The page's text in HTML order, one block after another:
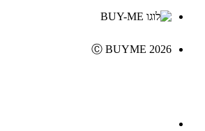
Ⓒ BUYME 2026